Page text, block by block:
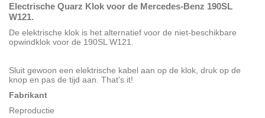
Electrische Quarz Klok voor de Mercedes-Benz 190SL
W121.
De elektrische klok is het alternatief voor de niet-beschikbare
opwindklok voor de 190SL W121.
Sluit gewoon een elektrische kabel aan op de klok, druk op de
knop en pas de tijd aan. That's it!
Fabrikant
Reproductie